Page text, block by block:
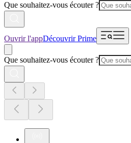
Que souhaitez-vous écouter ?
Ouvrir l'appDécouvrir Prime
Que souhaitez-vous écouter ?